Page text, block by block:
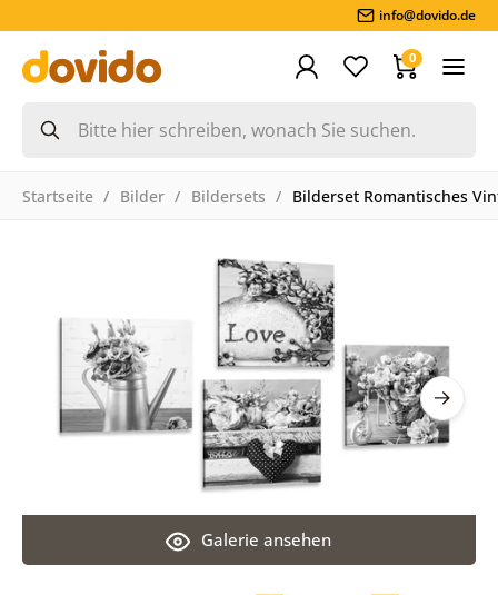
info@dovido.de
0
Startseite Bilder Bildersets Bilderset Romantisches
Galerie ansehen